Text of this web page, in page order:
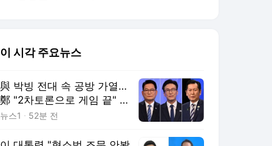
이 시각 주요뉴스
與 박빙 전대 속 공방 가열…
鄭 "2차토론으로 게임 끝" 金
"제가 과반"(종합)
뉴스1 52분 전